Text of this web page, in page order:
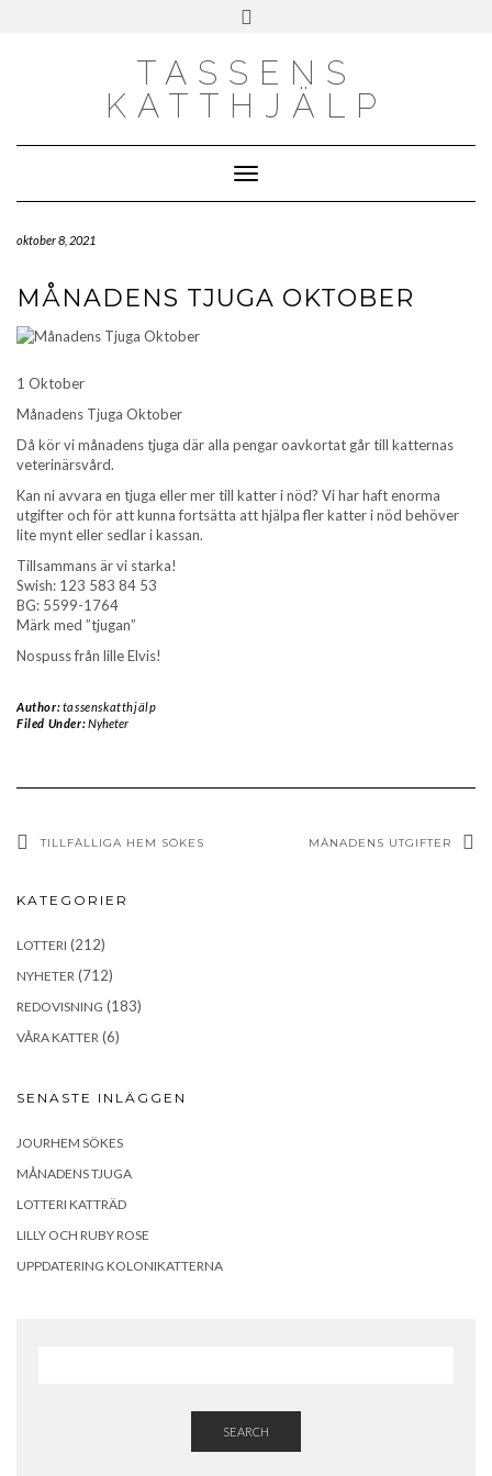
TASSENS
KATTHJÄLP
Toggle Navigation
oktober 8, 2021
MÅNADENS TJUGA OKTOBER
1 Oktober
Månadens Tjuga Oktober
Då kör vi månadens tjuga där alla pengar oavkortat går till katternas
veterinärsvård.
Kan ni avvara en tjuga eller mer till katter i nöd? Vi har haft enorma
utgifter och för att kunna fortsätta att hjälpa fler katter i nöd behöver
lite mynt eller sedlar i kassan.
Tillsammans är vi starka!
Swish: 123 583 84 53
BG: 5599-1764
Märk med ”tjugan”
Nospuss från lille Elvis!
Author:tassenskatthjälp
Filed Under:Nyheter
TILLFÄLLIGA HEM SÖKES MÅNADENS UTGIFTER
KATEGORIER
LOTTERI (212)
NYHETER (712)
REDOVISNING (183)
VÅRA KATTER (6)
SENASTE INLÄGGEN
JOURHEM SÖKES
MÅNADENS TJUGA
LOTTERI KATTRÄD
LILLY OCH RUBY ROSE
UPPDATERING KOLONIKATTERNA
SEARCH